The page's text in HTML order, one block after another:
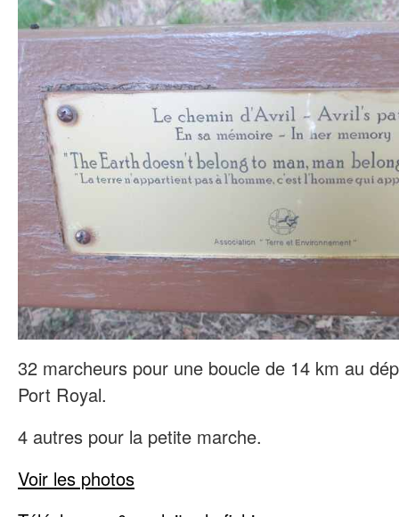
32 marcheurs pour une boucle de 14 km au
Port Royal.
4 autres pour la petite marche.
Voir les photos